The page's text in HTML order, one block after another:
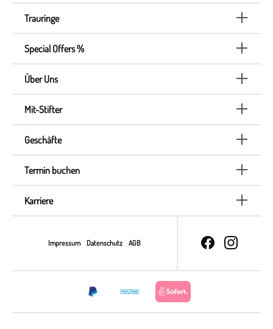
Trauringe
Special Offers %
Über Uns
Mit-Stifter
Geschäfte
Termin buchen
Karriere
Impressum Datenschutz AGB